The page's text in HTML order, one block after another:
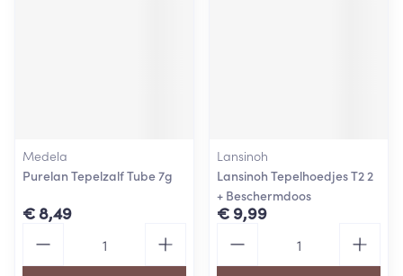
Medela
Purelan Tepelzalf Tube 7g
€ 8,49
Lansinoh
Lansinoh Tepelhoedjes T2 2
+ Beschermdoos
€ 9,99